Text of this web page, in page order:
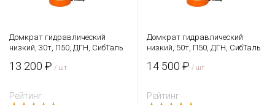
Домкрат гидравлический
низкий, 30т, П50, ДГН, СибТаль
13 200 ₽ / шт
Рейтинг
Домкрат гидравлический
низкий, 50т, П50, ДГН, СибТаль
14 500 ₽ / шт
Рейтинг